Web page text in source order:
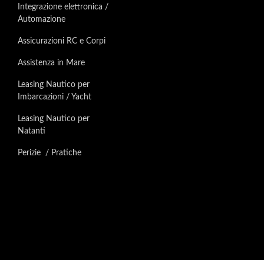
Integrazione elettronica /
Automazione
Assicurazioni RC e Corpi
Assistenza in Mare
Leasing Nautico per
Imbarcazioni / Yacht
Leasing Nautico per
Natanti
Perizie / Pratiche